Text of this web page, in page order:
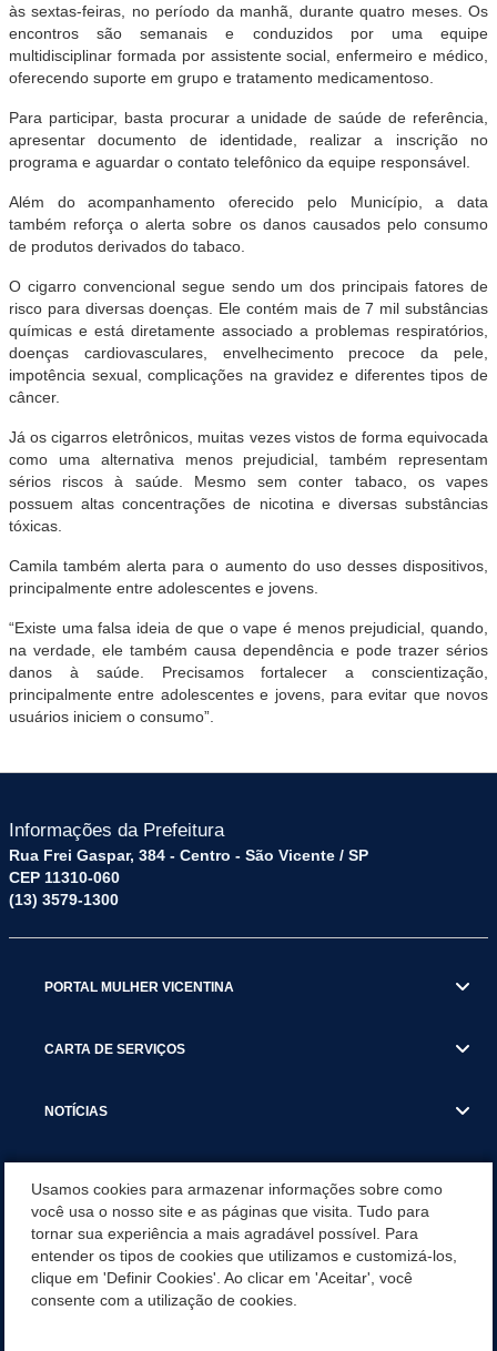
às sextas-feiras, no período da manhã, durante quatro meses. Os
encontros são semanais e conduzidos por uma equipe
multidisciplinar formada por assistente social, enfermeiro e médico,
oferecendo suporte em grupo e tratamento medicamentoso.
Para participar, basta procurar a unidade de saúde de referência,
apresentar documento de identidade, realizar a inscrição no
programa e aguardar o contato telefônico da equipe responsável.
Além do acompanhamento oferecido pelo Município, a data
também reforça o alerta sobre os danos causados pelo consumo
de produtos derivados do tabaco.
O cigarro convencional segue sendo um dos principais fatores de
risco para diversas doenças. Ele contém mais de 7 mil substâncias
químicas e está diretamente associado a problemas respiratórios,
doenças cardiovasculares, envelhecimento precoce da pele,
impotência sexual, complicações na gravidez e diferentes tipos de
câncer.
Já os cigarros eletrônicos, muitas vezes vistos de forma equivocada
como uma alternativa menos prejudicial, também representam
sérios riscos à saúde. Mesmo sem conter tabaco, os vapes
possuem altas concentrações de nicotina e diversas substâncias
tóxicas.
Camila também alerta para o aumento do uso desses dispositivos,
principalmente entre adolescentes e jovens.
“Existe uma falsa ideia de que o vape é menos prejudicial, quando,
na verdade, ele também causa dependência e pode trazer sérios
danos à saúde. Precisamos fortalecer a conscientização,
principalmente entre adolescentes e jovens, para evitar que novos
usuários iniciem o consumo”.
Informações da Prefeitura
Rua Frei Gaspar, 384 - Centro - São Vicente / SP
CEP 11310-060
(13) 3579-1300
PORTAL MULHER VICENTINA
CARTA DE SERVIÇOS
NOTÍCIAS
VISITE SÃO VICENTE
INSTITUCIONAL
Usamos cookies para armazenar informações sobre como
você usa o nosso site e as páginas que visita. Tudo para
tornar sua experiência a mais agradável possível. Para
entender os tipos de cookies que utilizamos e customizá-los,
clique em 'Definir Cookies'. Ao clicar em 'Aceitar', você
consente com a utilização de cookies.